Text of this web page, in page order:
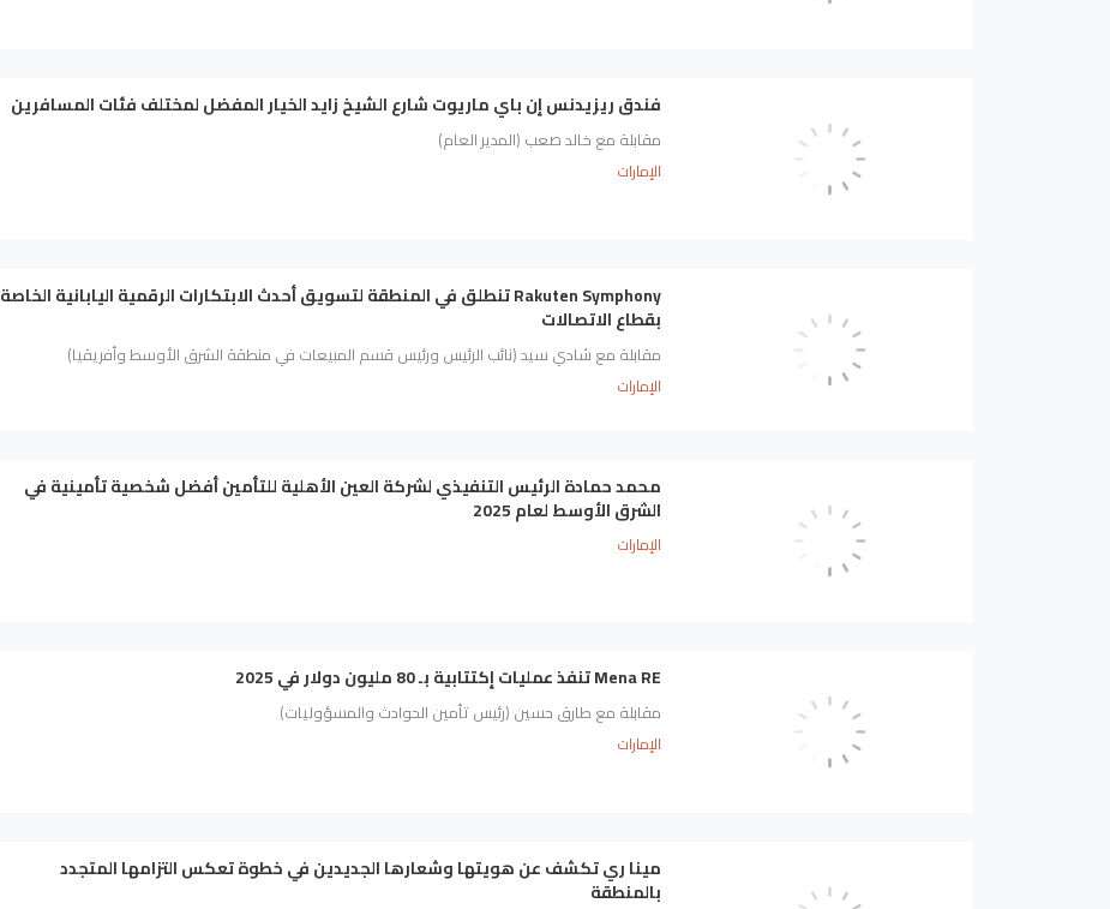
فندق ريزيدنس إن باي ماريوت شارع الشيخ زايد الخيار المفضل لمختلف فئات المسافرين
مقابلة مع خالد صعب (المدير العام)
الإمارات
Rakuten Symphony تنطلق في المنطقة لتسويق أحدث الابتكارات الرقمية اليابانية الخاصة
بقطاع الاتصالات
مقابلة مع شادي سيد (نائب الرئيس ورئيس قسم المبيعات في منطقة الشرق الأوسط وأفريقيا)
الإمارات
محمد حمادة الرئيس التنفيذي لشركة العين الأهلية للتأمين أفضل شخصية تأمينية في
الشرق الأوسط لعام 2025
الإمارات
Mena RE تنفذ عمليات إكتتابية بـ 80 مليون دولار في 2025
مقابلة مع طارق حسين (رئيس تأمين الحوادث والمسؤوليات)
الإمارات
مينا ري تكشف عن هويتها وشعارها الجديدين في خطوة تعكس التزامها المتجدد
بالمنطقة